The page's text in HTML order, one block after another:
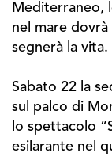
Mediterraneo,
nel mare
segnerà la vita.
Sabato 22 la
sul palco di
lo spettacolo
esilarante nel